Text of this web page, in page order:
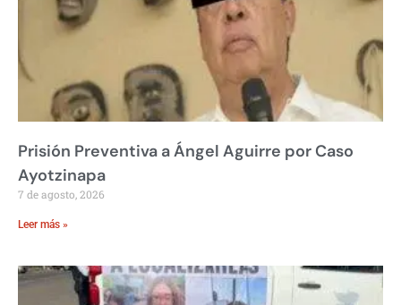
Prisión Preventiva a Ángel Aguirre por Caso
Ayotzinapa
7 de agosto, 2026
Leer más »